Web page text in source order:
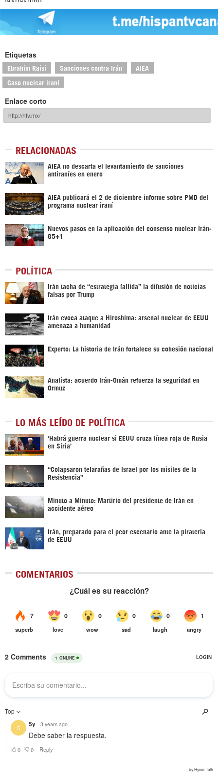
Etiquetas
Ebrahim Raisi Sanciones contra Irán AIEA
Caso nuclear iraní
Enlace corto
RELACIONADAS
AIEA no descarta el levantamiento de sanciones
antiraníes en enero
AIEA publicará el 2 de diciembre informe sobre PMD del
programa nuclear iraní
Nuevos pasos en la aplicación del consenso nuclear Irán-
G5+1
POLÍTICA
Irán tacha de “estrategia fallida” la difusión de noticias
falsas por Trump
Irán evoca ataque a Hiroshima: arsenal nuclear de EEUU
amenaza a humanidad
Experto: La historia de Irán fortalece su cohesión nacional
Analista: acuerdo Irán-Omán refuerza la seguridad en
Ormuz
LO MÁS LEÍDO DE POLÍTICA
‎‘Habrá guerra nuclear si EEUU cruza línea roja de Rusia
en Siria’‎
“Colapsaron telarañas de Israel por los misiles de la
Resistencia”
Minuto a Minuto: Martirio del presidente de Irán en
accidente aéreo
Irán, preparado para el peor escenario ante la piratería
de EEUU
COMENTARIOS